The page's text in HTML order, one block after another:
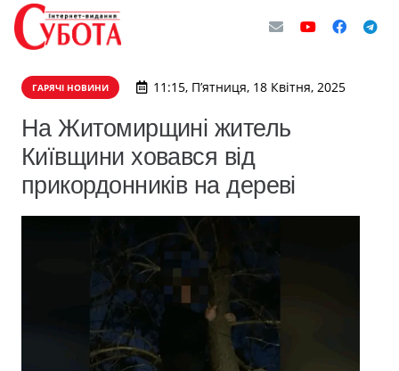
ГАРЯЧІ НОВИНИ 11:15, П’ятниця, 18 Квітня, 2025
На Житомирщині житель
Київщини ховався від
прикордонників на дереві